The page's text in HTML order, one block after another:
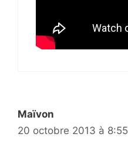
Maïvon
20 octobre 2013 à 8:55